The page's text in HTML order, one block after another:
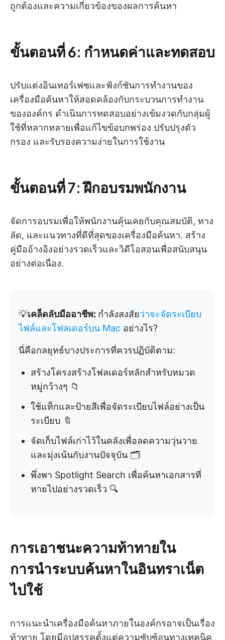
ถูกต้องและความเกี่ยวข้องของผลการค้นหา
ขั้นตอนที่ 6: กำหนดค่าและทดสอบ
ปรับแต่งอินเทอร์เฟซและฟังก์ชันการทำงานของ
เครื่องมือค้นหาให้สอดคล้องกับกระบวนการทำงาน
ขององค์กร ดำเนินการทดสอบอย่างเข้มงวดกับกลุ่มผู้
ใช้ที่หลากหลายเพื่อแก้ไขข้อบกพร่อง ปรับปรุงตัว
กรอง และรับรองความง่ายในการใช้งาน
ขั้นตอนที่ 7: ฝึกอบรมพนักงาน
จัดการอบรมเพื่อให้พนักงานคุ้นเคยกับคุณสมบัติ, ทาง
ลัด, และแนวทางที่ดีที่สุดของเครื่องมือค้นหา. สร้าง
คู่มืออ้างอิงอย่างรวดเร็วและวิดีโอสอนเพื่อสนับสนุน
อย่างต่อเนื่อง.
💡เคล็ดลับมืออาชีพ: กำลังสงสัยว่าจะจัดระเบียบ
ไฟล์และโฟลเดอร์บน Mac อย่างไร?
นี่คือกลยุทธ์บางประการที่ควรปฏิบัติตาม:
สร้างโครงสร้างโฟลเดอร์หลักสำหรับหมวด
หมู่กว้างๆ 📁
ใช้แท็กและป้ายสีเพื่อจัดระเบียบไฟล์อย่างเป็น
ระเบียบ 🔖
จัดเก็บไฟล์เก่าไว้ในคลังเพื่อลดความวุ่นวาย
และมุ่งเน้นกับงานปัจจุบัน 🗂️
พึ่งพา Spotlight Search เพื่อค้นหาเอกสารที่
หายไปอย่างรวดเร็ว 🔍
การเอาชนะความท้าทายใน
การนำระบบค้นหาในอินทราเน็ต
ไปใช้
การแนะนำเครื่องมือค้นหาภายในองค์กรอาจเป็นเรื่อง
ท้าทาย โดยมีอุปสรรคตั้งแต่ความซับซ้อนทางเทคนิค